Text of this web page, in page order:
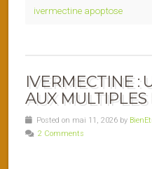
ivermectine apoptose
IVERMECTINE :
AUX MULTIPLES
Posted on mai 11, 2026 by
2 Comments